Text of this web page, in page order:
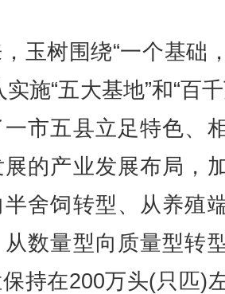
树围绕“一个基础
施“五大基地”和“百
市五县立足特色、
的产业发展布局，
舍饲转型、从养殖
数量型向质量型转
持在200万头(只匹)